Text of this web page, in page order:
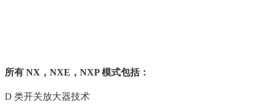
所有 NX，NXE，NXP 模式包括：
D 类开关放大器技术